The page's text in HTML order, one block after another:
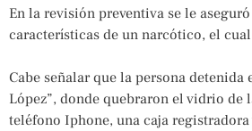
En la revisión preventiva se le
características de un narcótico, el
Cabe señalar que la persona
López”, donde quebraron el vidrio
teléfono Iphone, una caja